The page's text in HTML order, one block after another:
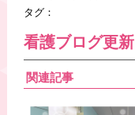
タグ：
看護ブログ更新
関連記事